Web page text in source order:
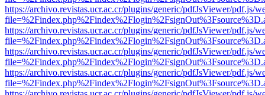
https://archivo.revistas.ucr.ac.cr/plugins/generic/pdfJsViewer/pdf.js/
https://archivo.revistas.ucr.ac.cr/plugins/generic/pdfJsViewer/pdf.js/
https://archivo.revistas.ucr.ac.cr/plugins/generic/pdfJsViewer/pdf.js/
https://archivo.revistas.ucr.ac.cr/plugins/generic/pdfJsViewer/pdf.js/